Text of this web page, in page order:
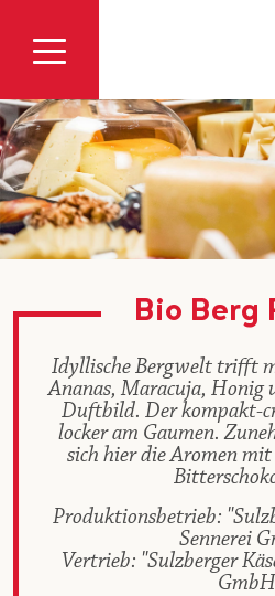
Bio Berg
Idyllische Bergwelt trifft
Ananas, Maracuja, Honig
Duftbild. Der kompakt-
locker am Gaumen.
sich hier die Aromen
Produktionsbetrieb:
Sennerei
Vertrieb: "Sulzberger
GmbH